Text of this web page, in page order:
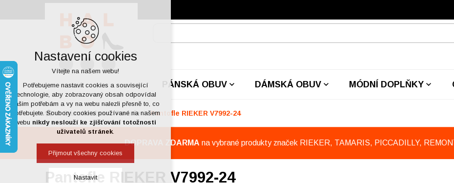
PÁNSKÁ OBUV DÁMSKÁ OBUV MÓDNÍ DOPLŇKY
Dámská obuv Pantofle Pantofle RIEKER V7992-24
DOPRAVA ZDARMA na vybrané produkty značek RIEKER, TAMARIS, PICCADILLY,
Pantofle RIEKER V7992-24
Nastavení cookies
Vítejte na našem webu!
Potřebujeme nastavit cookies a související
technologie, aby zobrazovaný obsah odpovídal
vašim potřebám a vy na webu nalezli přesně to, co
potřebujete. Soubory cookies používané na našem
webu nikdy neslouží ke zjišťování totožnosti
uživatelů stránek.
Přijmout všechny cookies
Nastavit